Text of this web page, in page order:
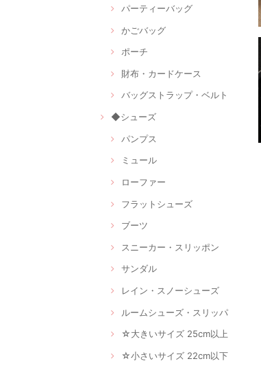
パーティーバッグ
かごバッグ
ポーチ
財布・カードケース
バッグストラップ・ベルト
◆シューズ
パンプス
ミュール
ローファー
フラットシューズ
ブーツ
スニーカー・スリッポン
サンダル
レイン・スノーシューズ
ルームシューズ・スリッパ
☆大きいサイズ 25cm以上
☆小さいサイズ 22cm以下